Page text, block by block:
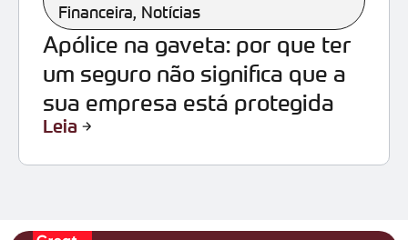
Financeira, Notícias
Apólice na gaveta: por que ter
um seguro não significa que a
sua empresa está protegida
Leia